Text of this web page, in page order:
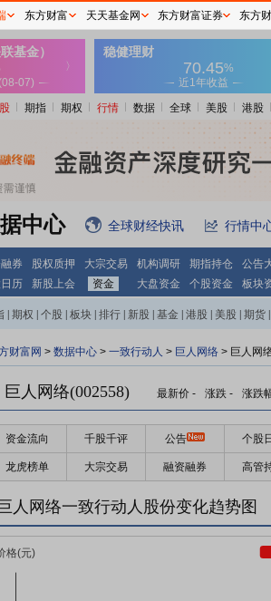
期指 期权 行情 数据 全球 美股 港股
中心 全球财经快讯 行情中
券 股权质押 大宗交易 机构调研 期指持仓
公告
历 新股上会 资金 大盘资金 个股资金 板块
期权 个股 板块 排行 新股 基金 港股 美股 期货
财富网 > 数据中心 > 一致行动人 > 巨人网络 > 巨人网
巨人网络(002558) 最新价 - 涨跌 - 涨跌
资金流向 千股千评 公告 个股
龙虎榜单 大宗交易 融资融券 高管
巨人网络一致行动人股份变化趋势图
东方财富 天天基金网 东方财富证券 东方